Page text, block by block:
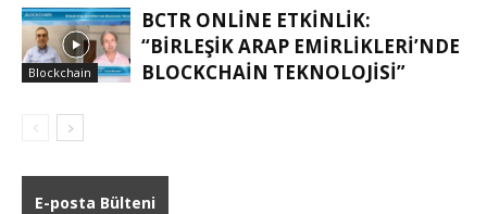
Blockchain
BCTR ONLINE ETKINLIK:
“BIRLEŞIK ARAP EMIRLIKLERI’NDE
BLOCKCHAIN TEKNOLOJISI”
E-posta Bülteni